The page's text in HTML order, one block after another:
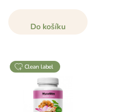
Do košíku
clean label